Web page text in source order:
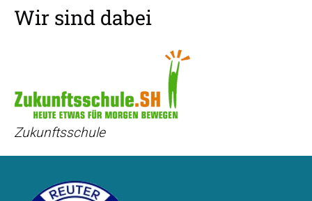
Wir sind dabei